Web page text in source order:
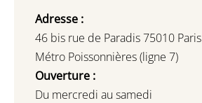
Adresse :
46 bis rue de Paradis 75010 Paris
Métro Poissonnières (ligne 7)
Ouverture :
Du mercredi au samedi